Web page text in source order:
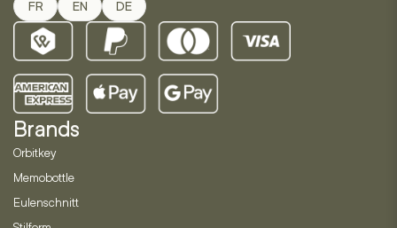
FR EN DE
Brands
Orbitkey
Memobottle
Eulenschnitt